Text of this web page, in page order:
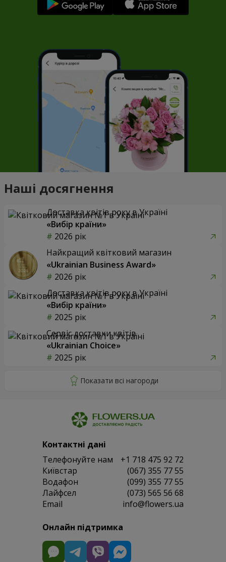
Наші досягнення
Доставка квітів року в Україні
«Вибір країни»
2026 рік
Найкращий квітковий магазин
«Ukrainian Business Award»
2026 рік
Доставка квітів року в Україні
«Вибір країни»
2025 рік
Сервіс доставки квітів
«Ukrainian Choice»
2025 рік
Контактні дані
Телефонуйте нам
+1 718 475 92 72
Київстар
(067) 355 77 55
Водафон
(099) 355 77 55
Лайфсел
(073) 565 56 68
Email
info@flowers.ua
Онлайн підтримка